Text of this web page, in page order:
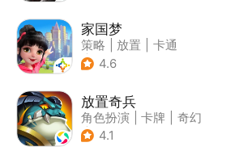
家国梦
策略 放置
卡通
| 腾讯
4.6
放置奇兵
角色扮演 卡牌
奇幻
| 欧美风
4.1